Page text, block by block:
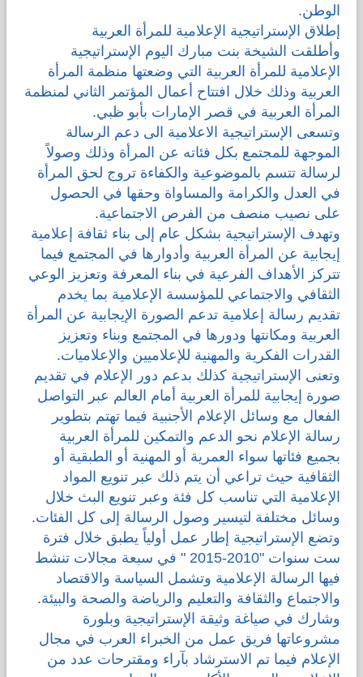
الوطن.
إطلاق الإستراتيجية الإعلامية للمرأة العربية
وأطلقت الشيخة بنت مبارك اليوم الإستراتيجية
الإعلامية للمرأة العربية التي وضعتها منظمة المرأة
العربية وذلك خلال افتتاح أعمال المؤتمر الثاني لمنظمة
المرأة العربية في قصر الإمارات بأبو ظبي.
وتسعى الإستراتيجية الاعلامية الى دعم الرسالة
الموجهة للمجتمع بكل فئاته عن المرأة وذلك وصولاً
لرسالة تتسم بالموضوعية والكفاءة تروج لحق المرأة
في العدل والكرامة والمساواة وحقها في الحصول
على نصيب منصف من الفرص الاجتماعية.
وتهدف الإستراتيجية بشكل عام إلى بناء ثقافة إعلامية
إيجابية عن المرأة العربية وأدوارها في المجتمع فيما
تتركز الأهداف الفرعية في بناء المعرفة وتعزيز الوعي
الثقافي والاجتماعي للمؤسسة الإعلامية بما يخدم
تقديم رسالة إعلامية تدعم الصورة الإيجابية عن المرأة
العربية ومكانتها ودورها في المجتمع وبناء وتعزيز
القدرات الفكرية والمهنية للإعلاميين والإعلاميات.
وتعنى الإستراتيجية كذلك بدعم دور الإعلام في تقديم
صورة إيجابية للمرأة العربية أمام العالم عبر التواصل
الفعال مع وسائل الإعلام الأجنبية فيما تهتم بتطوير
رسالة الإعلام نحو الدعم والتمكين للمرأة العربية
بجميع فئاتها سواء العمرية أو المهنية أو الطبقية أو
الثقافية حيث تراعي أن يتم ذلك عبر تنويع المواد
الإعلامية التي تناسب كل فئة وعبر تنويع البث خلال
وسائل مختلفة لتيسير وصول الرسالة إلى كل الفئات.
وتضع الإستراتيجية إطار عمل أولياً يطبق خلال فترة
ست سنوات "2010-2015 " في سبعة مجالات تنشط
فيها الرسالة الإعلامية وتشمل السياسة والاقتصاد
والاجتماع والثقافة والتعليم والرياضة والصحة والبيئة.
وشارك في صياغة وثيقة الإستراتيجية وبلورة
مشروعاتها فريق عمل من الخبراء العرب في مجال
الإعلام فيما تم الاسترشاد بآراء ومقترحات عدد من